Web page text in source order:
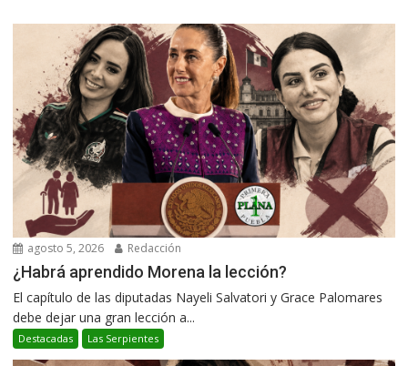
agosto 5, 2026 Redacción
¿Habrá aprendido Morena la lección?
El capítulo de las diputadas Nayeli Salvatori y Grace Palomares
debe dejar una gran lección a...
Destacadas Las Serpientes